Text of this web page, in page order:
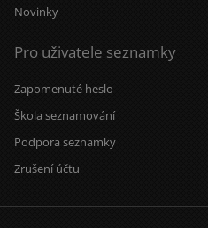
Novinky
Pro uživatele seznamky
Zapomenuté heslo
Škola seznamování
Podpora seznamky
Zrušení účtu